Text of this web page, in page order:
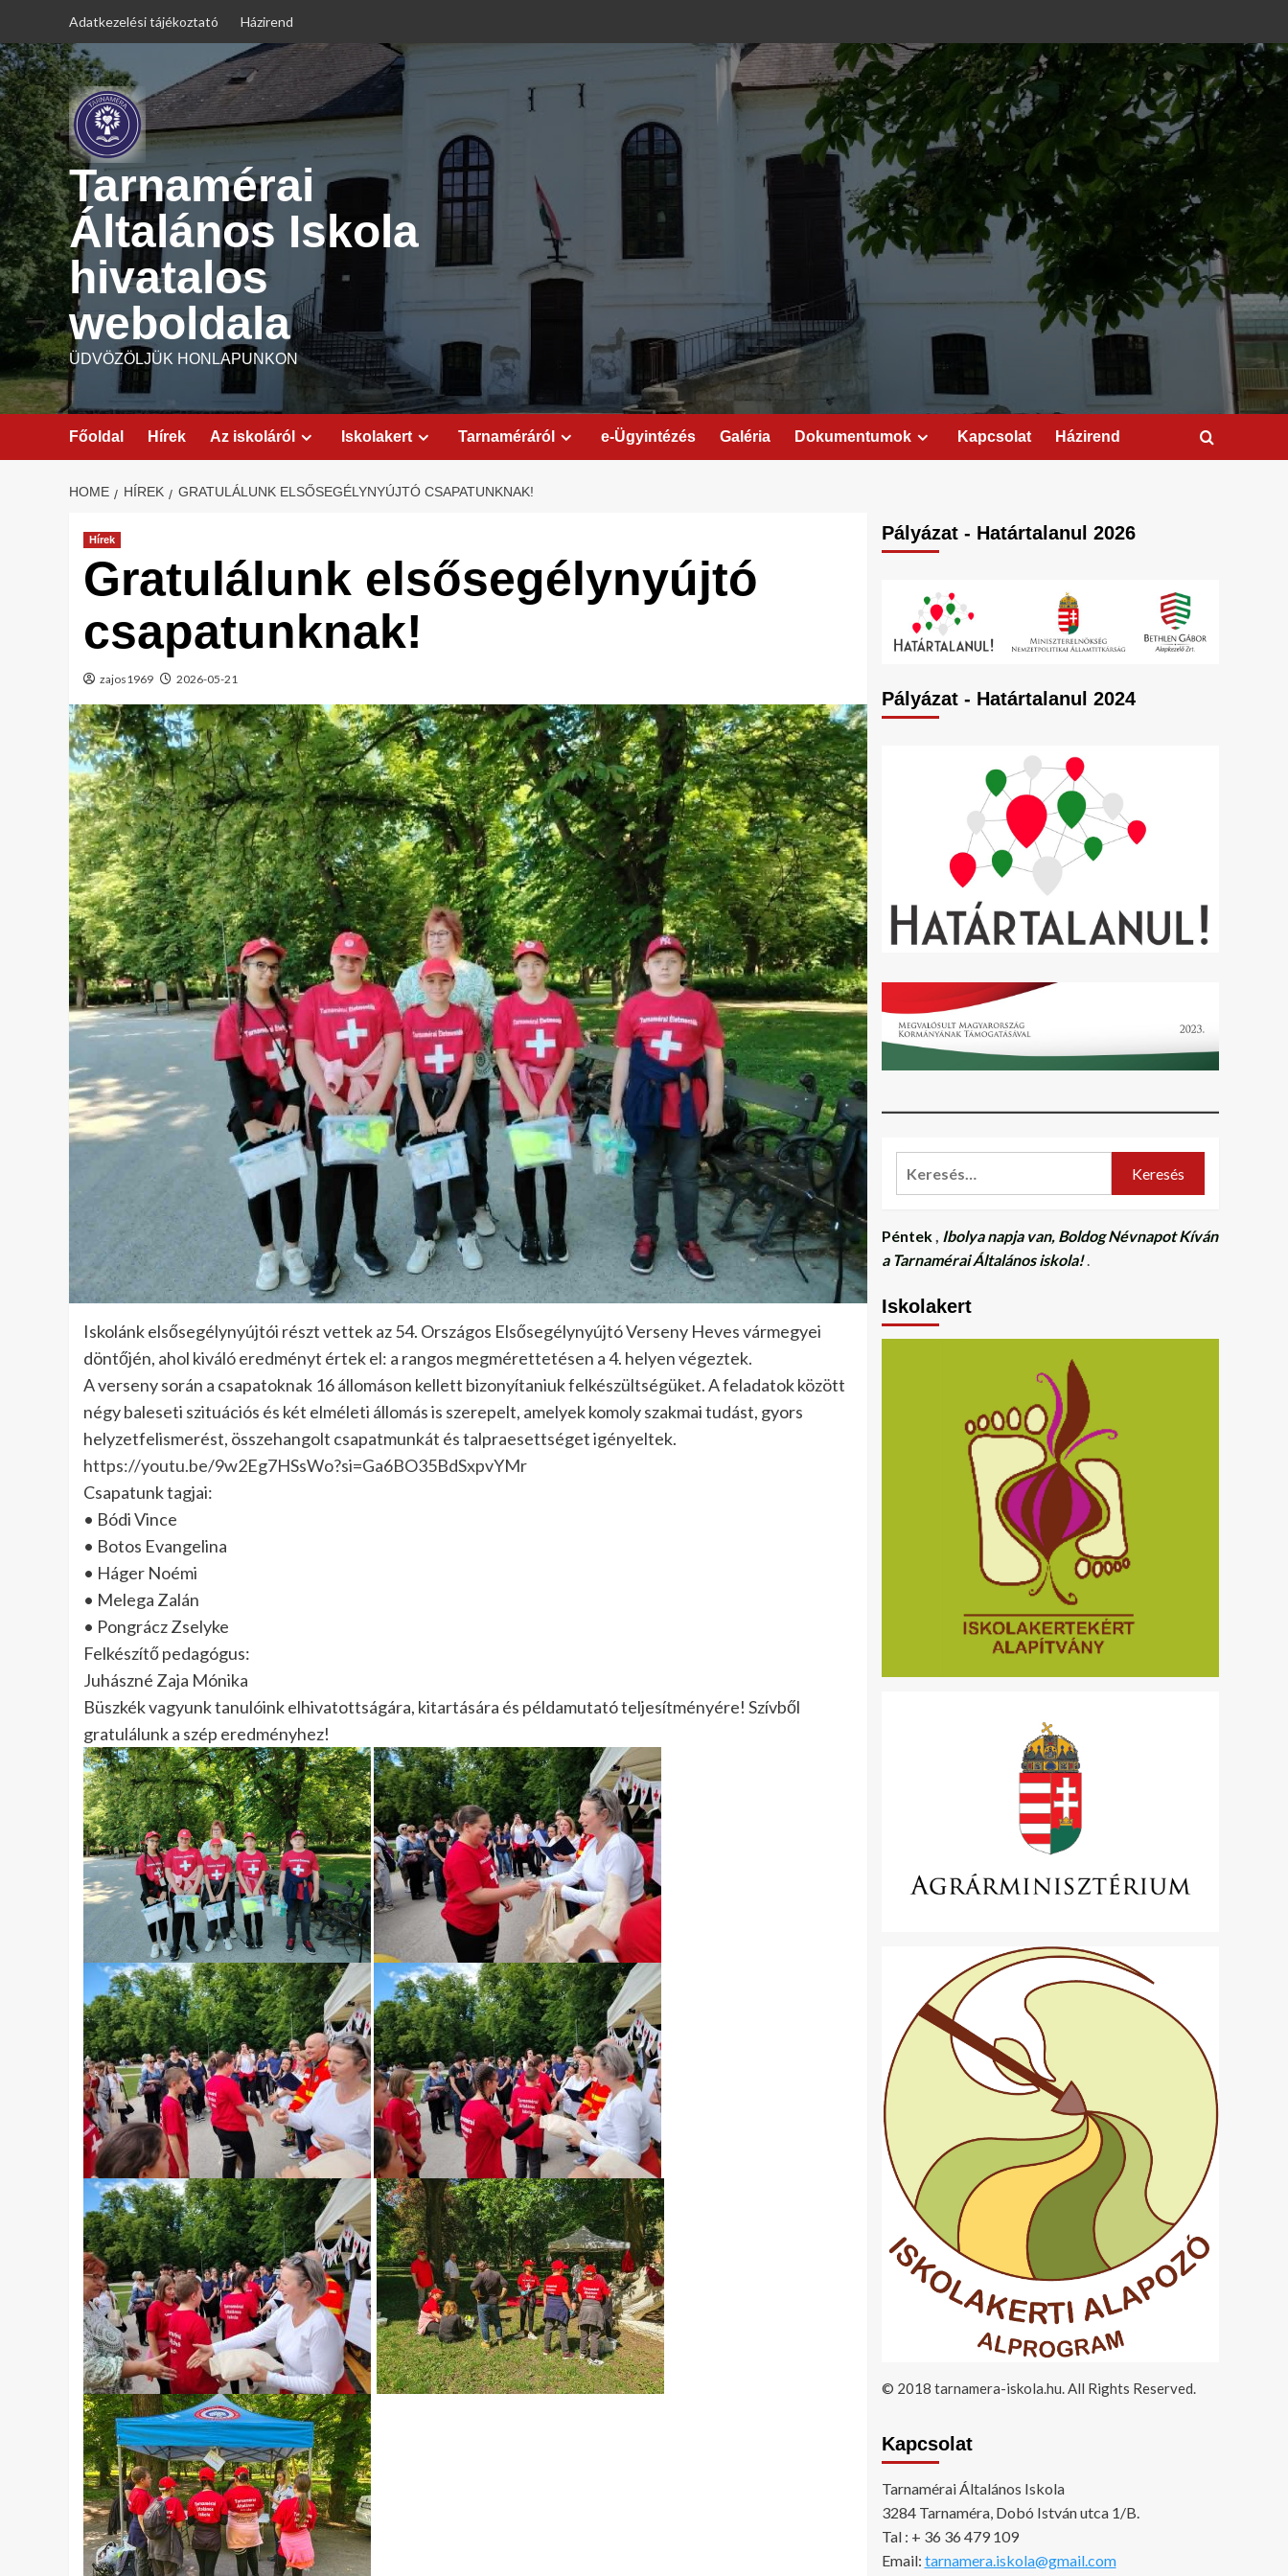
content
Adatkezelési tájékoztató Házirend
Tarnamérai
Általános Iskola
hivatalos
weboldala
ÜDVÖZÖLJÜK HONLAPUNKON
Főoldal Hírek Az iskoláról Iskolakert Tarnaméráról e-Ügyintézés Galéria Dokumentumok Kapcsolat Házirend
HOME HÍREK GRATULÁLUNK ELSŐSEGÉLYNYÚJTÓ CSAPATUNKNAK!
Hírek
Gratulálunk elsősegélynyújtó
csapatunknak!
zajos1969 2026-05-21
Iskolánk elsősegélynyújtói részt vettek az 54. Országos Elsősegélynyújtó Verseny Heves vármegyei
döntőjén, ahol kiváló eredményt értek el: a rangos megmérettetésen a 4. helyen végeztek.
A verseny során a csapatoknak 16 állomáson kellett bizonyítaniuk felkészültségüket. A feladatok között
négy baleseti szituációs és két elméleti állomás is szerepelt, amelyek komoly szakmai tudást, gyors
helyzetfelismerést, összehangolt csapatmunkát és talpraesettséget igényeltek.
https://youtu.be/9w2Eg7HSsWo?si=Ga6BO35BdSxpvYMr
Csapatunk tagjai:
• Bódi Vince
• Botos Evangelina
• Háger Noémi
• Melega Zalán
• Pongrácz Zselyke
Felkészítő pedagógus:
Juhászné Zaja Mónika
Büszkék vagyunk tanulóink elhivatottságára, kitartására és példamutató teljesítményére! Szívből
gratulálunk a szép eredményhez!
Pályázat - Határtalanul 2026
Pályázat - Határtalanul 2024
Péntek, Ibolya napja van, Boldog Névnapot Kíván
a Tarnamérai Általános iskola!.
Iskolakert
© 2018 tarnamera-iskola.hu. All Rights Reserved.
Kapcsolat
Tarnamérai Általános Iskola
3284 Tarnaméra, Dobó István utca 1/B.
Tal : + 36 36 479 109
Email: tarnamera.iskola@gmail.com